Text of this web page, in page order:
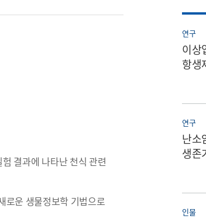
결과에 나타난 천식 관련
운 생물정보학 기법으로
연구
이상
항생
연구
난소
생존
인물